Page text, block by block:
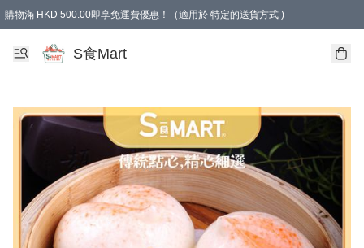
購物滿 HKD 500.00即享免運費優惠！（適用於 特定的送貨方式 )
S食Mart